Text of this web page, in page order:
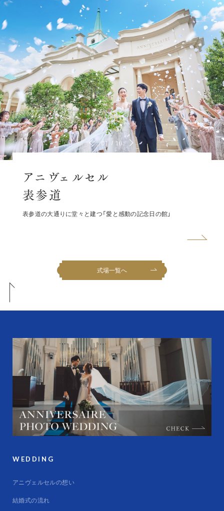
01 10
アニヴェルセル
表参道
表参道の大通りに堂々と建つ「愛と感動の記念日の館」
式場一覧へ
WEDDING
アニヴェルセルの想い
結婚式の流れ